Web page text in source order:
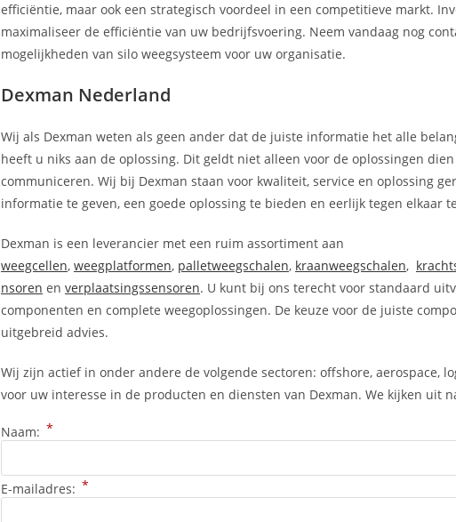
efficiëntie, maar ook een strategisch voordeel in een competitieve markt.
maximaliseer de efficiëntie van uw bedrijfsvoering. Neem vandaag nog
mogelijkheden van silo weegsysteem voor uw organisatie.
Dexman Nederland
Wij als Dexman weten als geen ander dat de juiste informatie het alle
heeft u niks aan de oplossing. Dit geldt niet alleen voor de oplossingen
communiceren. Wij bij Dexman staan voor kwaliteit, service en oplossing
informatie te geven, een goede oplossing te bieden en eerlijk tegen elkaar
Dexman is een leverancier met een ruim assortiment aan
weegcellen, weegplatformen, palletweegschalen, kraanweegschalen,
nsoren en verplaatsingssensoren. U kunt bij ons terecht voor standaard
componenten en complete weegoplossingen. De keuze voor de juiste
uitgebreid advies.
Wij zijn actief in onder andere de volgende sectoren: offshore, aerospace,
voor uw interesse in de producten en diensten van Dexman. We kijken uit
Naam: *
E-mailadres: *